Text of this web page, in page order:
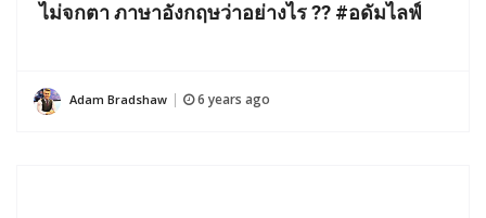
ไม่จกตา ภาษาอังกฤษว่าอย่างไร ?? #อดัมไลฟ์
Adam Bradshaw 6 years ago